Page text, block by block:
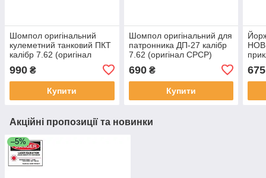
Шомпол оригінальний
кулеметний танковий ПКТ
калібр 7.62 (оригінал
990 ₴
Купити
Шомпол оригінальний для
патронника ДП-27 калібр
7.62 (оригінал СРСР)
690₴
Купити
675
Акційні пропозиції та новинки
–5%